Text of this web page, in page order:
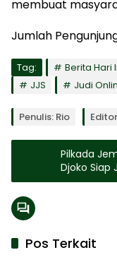
membuat
Jumlah
Tag: Berita Hari
JJS
Judi
Penulis: Rio
Pilkada
Djoko Siap
Pos Terkait